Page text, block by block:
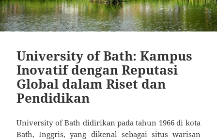
University of Bath: Kampus
Inovatif dengan Reputasi
Global dalam Riset dan
Pendidikan
University of Bath didirikan pada tahun 1966 di kota
Bath, Inggris, yang dikenal sebagai situs warisan